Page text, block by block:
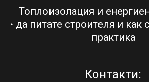
Топлоизолация и
да питате строителя и как
практика
Контакти: